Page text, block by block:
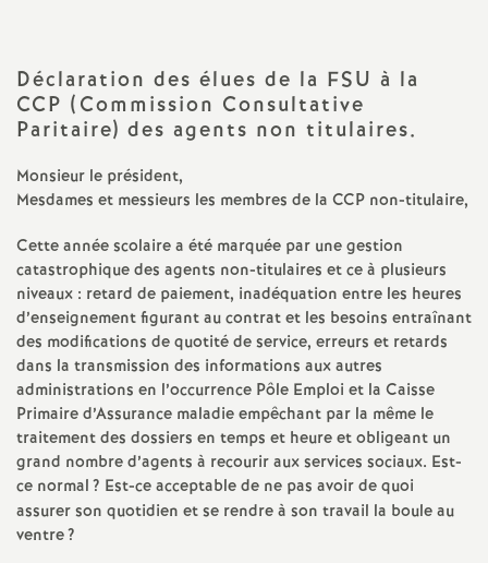
t
i
o
n
a
l
d
e
Déclaration des élues de la FSU à la
CCP (Commission Consultative
Paritaire) des agents non titulaires.
Monsieur le président,
Mesdames et messieurs les membres de la CCP non-titulaire,
Cette année scolaire a été marquée par une gestion
catastrophique des agents non-titulaires et ce à plusieurs
niveaux : retard de paiement, inadéquation entre les heures
d’enseignement figurant au contrat et les besoins entraînant
des modifications de quotité de service, erreurs et retards
dans la transmission des informations aux autres
administrations en l’occurrence Pôle Emploi et la Caisse
Primaire d’Assurance maladie empêchant par la même le
traitement des dossiers en temps et heure et obligeant un
grand nombre d’agents à recourir aux services sociaux. Est-
ce normal? Est-ce acceptable de ne pas avoir de quoi
assurer son quotidien et se rendre à son travail la boule au
ventre?